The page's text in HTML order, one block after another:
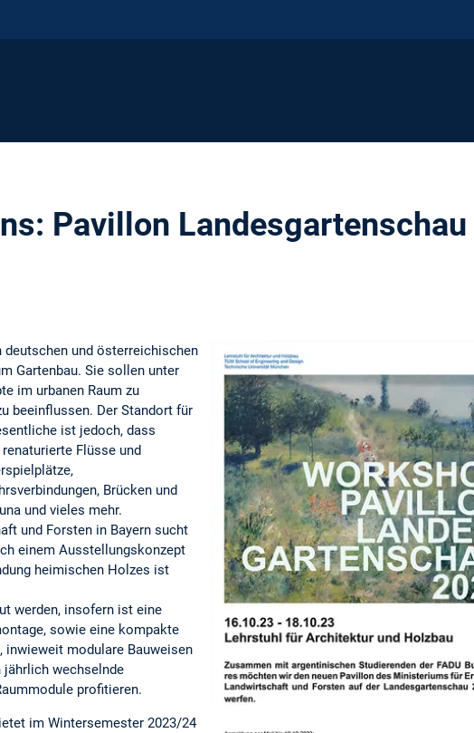
Pavillon Landesgartenschau
deutschen und österreichischen
Gartenbau. Sie sollen unter
im urbanen Raum zu
beeinflussen. Der Standort für
ist jedoch, dass
Flüsse und
Brücken und
und vieles mehr.
und Forsten in Bayern sucht
einem Ausstellungskonzept
heimischen Holzes ist
werden, insofern ist eine
sowie eine kompakte
inwieweit modulare Bauweisen
jährlich wechselnde
profitieren.
im Wintersemester 2023/24